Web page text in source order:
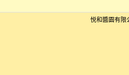
悦和醬園有限